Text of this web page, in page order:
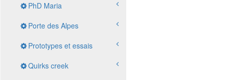
PhD Maria
Porte des Alpes
Prototypes et essais
Quirks creek